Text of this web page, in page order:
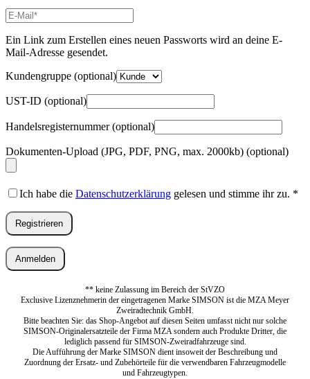
E-
Mail-
Adresse*
Erforderlich
Ein Link zum Erstellen eines neuen Passworts wird an deine E-
Mail-Adresse gesendet.
Kundengruppe (optional)
UST-ID (optional)
Handelsregisternummer(optional)
Dokumenten-Upload (JPG, PDF, PNG, max. 2000kb) (optional)
Ich habe die Datenschutzerklärung gelesen und stimme ihr zu. *
Registrieren
Anmelden
** keine Zulassung im Bereich der StVZO
Exclusive Lizenznehmerin der eingetragenen Marke SIMSON ist die MZA Meyer
Zweiradtechnik GmbH.
Bitte beachten Sie: das Shop-Angebot auf diesen Seiten umfasst nicht nur solche
SIMSON-Originalersatzteile der Firma MZA sondern auch Produkte Dritter, die
lediglich passend für SIMSON-Zweiradfahrzeuge sind.
Die Aufführung der Marke SIMSON dient insoweit der Beschreibung und
Zuordnung der Ersatz- und Zubehörteile für die verwendbaren Fahrzeugmodelle
und Fahrzeugtypen.